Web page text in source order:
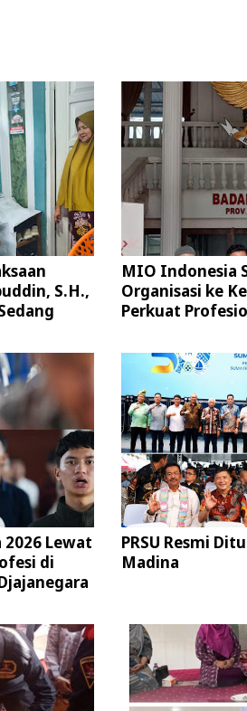
S.H.,
MIO Indonesia
Organisasi ke
Perkuat
Lewat
di
PRSU Resmi
Madina